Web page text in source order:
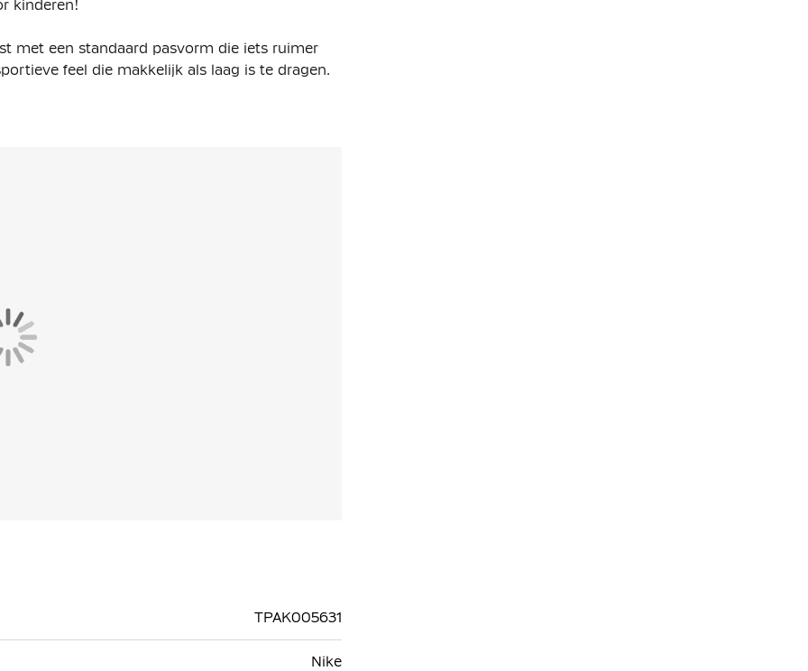
kinderen!
met een standaard pasvorm die iets ruimer
feel die makkelijk als laag is te dragen.
naar wens met behulp van de elastische
TPAK005631
Nike